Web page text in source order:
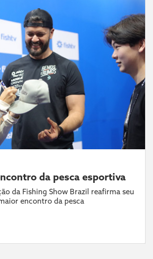
da pesca esportiva
da Fishing Show Brazil reafirma seu
encontro da pesca